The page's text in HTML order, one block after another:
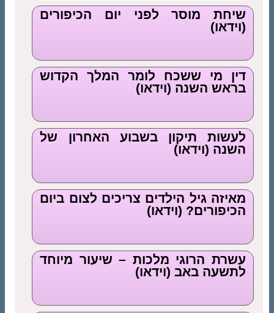
שיחת מוסר לפני יום הכיפורים
(וידאו)
דין מי ששכח לומר המלך הקדוש
בראש השנה (וידאו)
לעשות תיקון בשבוע האחרון של
השנה (וידאו)
מאיזה גיל הילדים צריכים לצום ביום
הכיפורים? (וידאו)
עשרת הרוגי מלכות – שיעור מיוחד
לתשעה באב (וידאו)